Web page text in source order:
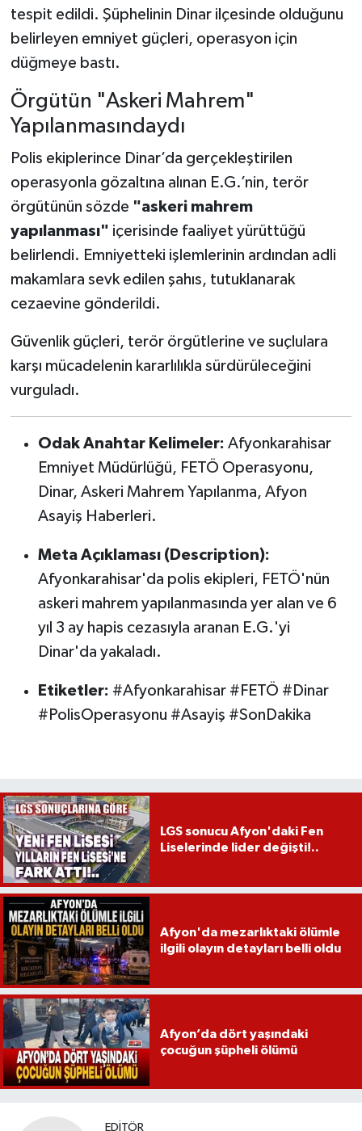
tespit edildi. Şüphelinin Dinar ilçesinde olduğunu
belirleyen emniyet güçleri, operasyon için
düğmeye bastı.
Örgütün "Askeri Mahrem"
Yapılanmasındaydı
Polis ekiplerince Dinar’da gerçekleştirilen
operasyonla gözaltına alınan E.G.’nin, terör
örgütünün sözde "askeri mahrem
yapılanması" içerisinde faaliyet yürüttüğü
belirlendi. Emniyetteki işlemlerinin ardından adli
makamlara sevk edilen şahıs, tutuklanarak
cezaevine gönderildi.
Güvenlik güçleri, terör örgütlerine ve suçlulara
karşı mücadelenin kararlılıkla sürdürüleceğini
vurguladı.
Odak Anahtar Kelimeler: Afyonkarahisar
Emniyet Müdürlüğü, FETÖ Operasyonu,
Dinar, Askeri Mahrem Yapılanma, Afyon
Asayiş Haberleri.
Meta Açıklaması (Description):
Afyonkarahisar'da polis ekipleri, FETÖ'nün
askeri mahrem yapılanmasında yer alan ve 6
yıl 3 ay hapis cezasıyla aranan E.G.'yi
Dinar'da yakaladı.
Etiketler: #Afyonkarahisar #FETÖ #Dinar
#PolisOperasyonu #Asayiş #SonDakika
LGS sonucu Afyon'daki Fen
Liselerinde lider değişti!..
Afyon'da mezarlıktaki ölümle
ilgili olayın detayları belli oldu
Afyon’da dört yaşındaki
çocuğun şüpheli ölümü
EDITÖR